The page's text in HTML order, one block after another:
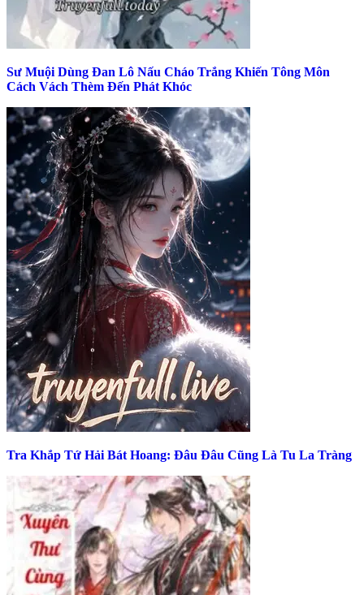
Sư Muội Dùng Đan Lô Nấu Cháo Trắng Khiến Tông Môn
Cách Vách Thèm Đến Phát Khóc
Tra Khắp Tứ Hải Bát Hoang: Đâu Đâu Cũng Là Tu La Tràng